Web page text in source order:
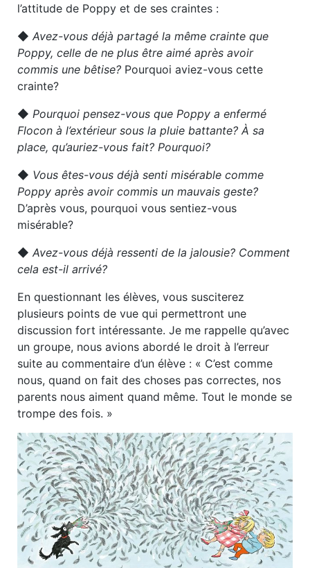
l’attitude de Poppy et de ses craintes :
◆ Avez-vous déjà partagé la même crainte que
Poppy, celle de ne plus être aimé après avoir
commis une bêtise? Pourquoi aviez-vous cette
crainte?
◆ Pourquoi pensez-vous que Poppy a enfermé
Flocon à l’extérieur sous la pluie battante? À sa
place, qu’auriez-vous fait? Pourquoi?
◆ Vous êtes-vous déjà senti misérable comme
Poppy après avoir commis un mauvais geste?
D’après vous, pourquoi vous sentiez-vous
misérable?
◆ Avez-vous déjà ressenti de la jalousie? Comment
cela est-il arrivé?
En questionnant les élèves, vous susciterez
plusieurs points de vue qui permettront une
discussion fort intéressante. Je me rappelle qu’avec
un groupe, nous avions abordé le droit à l’erreur
suite au commentaire d’un élève : « C’est comme
nous, quand on fait des choses pas correctes, nos
parents nous aiment quand même. Tout le monde se
trompe des fois. »